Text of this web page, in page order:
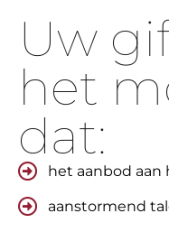
Uw
het
dat:
het aanbod
aanstormend